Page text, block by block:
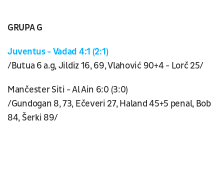
GRUPA G
Juventus - Vadad 4:1 (2:1)
/Butua 6 a.g, Jildiz 16, 69, Vlahović 90+4 - Lorč 25/
Mančester Siti - Al Ain 6:0 (3:0)
/Gundogan 8, 73, Ečeveri 27, Haland 45+5 penal, Bob
84, Šerki 89/